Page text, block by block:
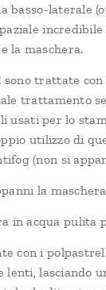
basso-laterale
la maschera.
sono trattate
trattamento
usati per lo
utilizzo di
(non si
la
in acqua pulita
con i
lenti, lasciando